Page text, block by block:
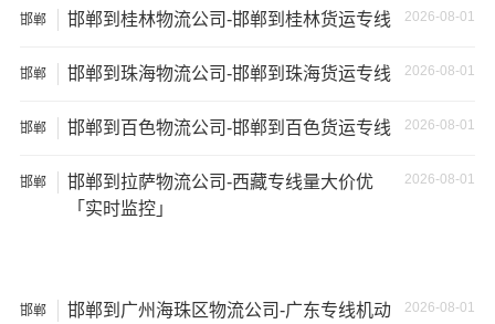
17.5米
137立
29吨
17.5×2.8×2.9
家不靠谱的物流公司，可能会面临以下风险和损失：
坏；
邯郸 2026-08-01
邯郸到桂林物流公司-邯郸到桂林货运专线
邯郸 2026-08-01
邯郸到珠海物流公司-邯郸到珠海货运专线
邯郸 2026-08-01
邯郸到百色物流公司-邯郸到百色货运专线
邯郸 2026-08-01
邯郸到拉萨物流公司-西藏专线量大价优
「实时监控」
邯郸 2026-08-01
邯郸到广州海珠区物流公司-广东专线机动